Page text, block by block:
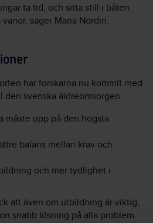
ta tid, och sitta still i båten.
säger Maria Nordin.
har forskarna nu kommit med
svenska äldreomsorgen:
måste upp på den högsta
balans mellan krav och
och mer tydlighet i
att även om utbildning är viktig,
snabb lösning på alla problem.